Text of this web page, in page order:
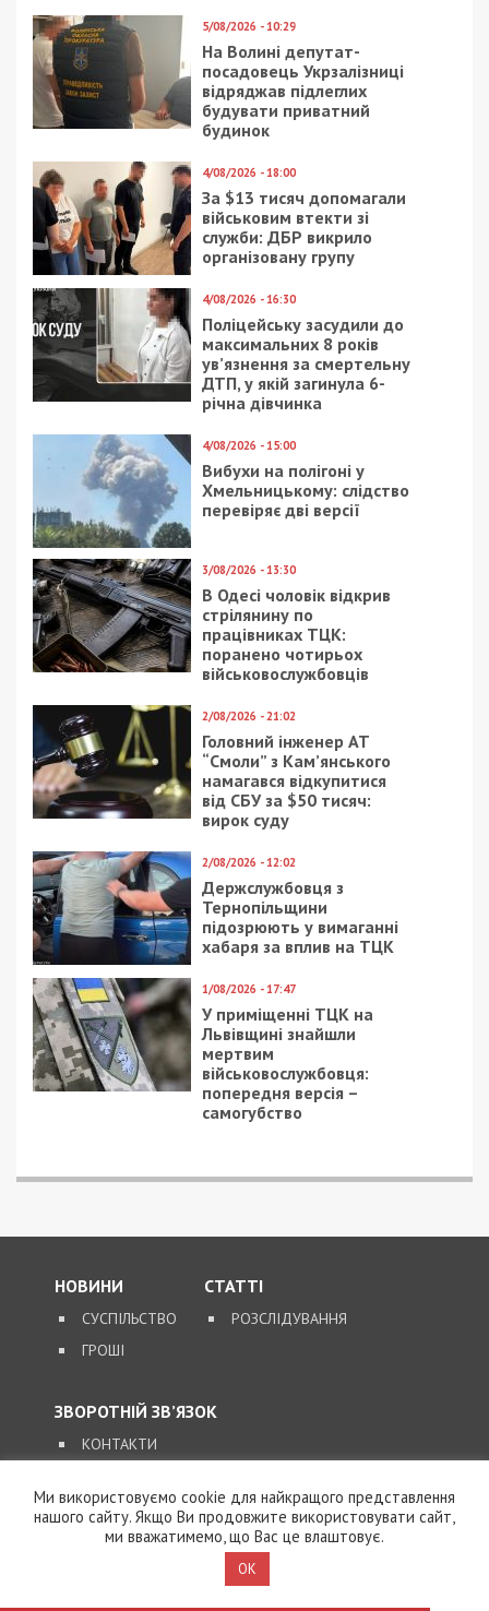
5/08/2026 - 10:29
На Волині депутат-
посадовець Укрзалізниці
відряджав підлеглих
будувати приватний
будинок
4/08/2026 - 18:00
За $13 тисяч допомагали
військовим втекти зі
служби: ДБР викрило
організовану групу
4/08/2026 - 16:30
Поліцейську засудили до
максимальних 8 років
ув’язнення за смертельну
ДТП, у якій загинула 6-
річна дівчинка
4/08/2026 - 15:00
Вибухи на полігоні у
Хмельницькому: слідство
перевіряє дві версії
3/08/2026 - 13:30
В Одесі чоловік відкрив
стрілянину по
працівниках ТЦК:
поранено чотирьох
військовослужбовців
2/08/2026 - 21:02
Головний інженер АТ
“Смоли” з Кам’янського
намагався відкупитися
від СБУ за $50 тисяч:
вирок суду
2/08/2026 - 12:02
Держслужбовця з
Тернопільщини
підозрюють у вимаганні
хабаря за вплив на ТЦК
1/08/2026 - 17:47
У приміщенні ТЦК на
Львівщині знайшли
мертвим
військовослужбовця:
попередня версія –
самогубство
НОВИНИ
СУСПІЛЬСТВО
ГРОШІ
СТАТТІ
РОЗСЛІДУВАННЯ
ЗВОРОТНІЙ ЗВ’ЯЗОК
КОНТАКТИ
SUPPORT@49000.COM.UA
© 2026, ВСІ ПРАВА ЗАХИЩЕНІ
Ми використовуємо cookie для найкращого представлення
нашого сайту. Якщо Ви продовжите використовувати сайт,
ми вважатимемо, що Вас це влаштовує.
OK